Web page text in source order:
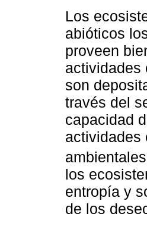
Los
abióticos
proveen
actividades
son
través del
capacidad
actividades
los
entropía y
de los